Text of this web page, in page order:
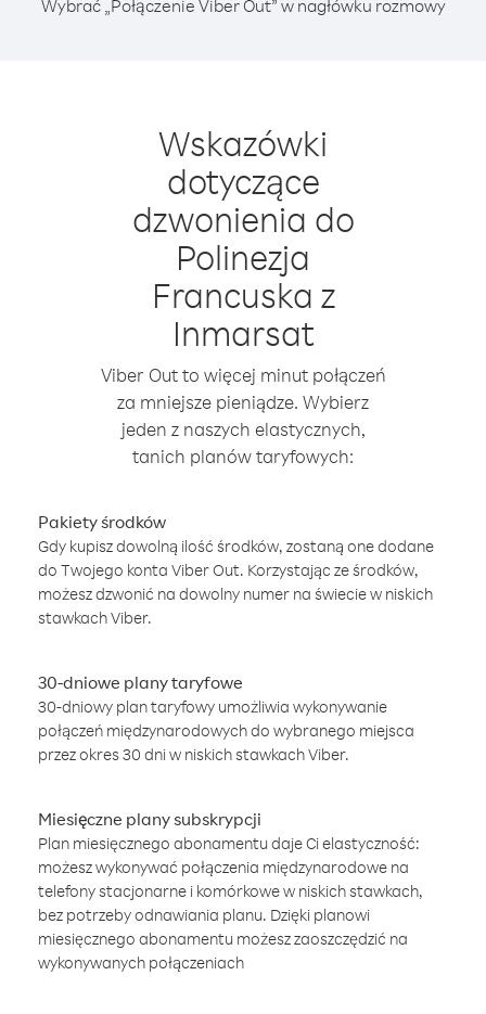
Wybrać „Połączenie Viber Out” w nagłówku rozmowy
Wskazówki
dotyczące
dzwonienia do
Polinezja
Francuska z
Inmarsat
Viber Out to więcej minut połączeń
za mniejsze pieniądze. Wybierz
jeden z naszych elastycznych,
tanich planów taryfowych:
Pakiety środków
Gdy kupisz dowolną ilość środków, zostaną one dodane
do Twojego konta Viber Out. Korzystając ze środków,
możesz dzwonić na dowolny numer na świecie w niskich
stawkach Viber.
30-dniowe plany taryfowe
30-dniowy plan taryfowy umożliwia wykonywanie
połączeń międzynarodowych do wybranego miejsca
przez okres 30 dni w niskich stawkach Viber.
Miesięczne plany subskrypcji
Plan miesięcznego abonamentu daje Ci elastyczność:
możesz wykonywać połączenia międzynarodowe na
telefony stacjonarne i komórkowe w niskich stawkach,
bez potrzeby odnawiania planu. Dzięki planowi
miesięcznego abonamentu możesz zaoszczędzić na
wykonywanych połączeniach